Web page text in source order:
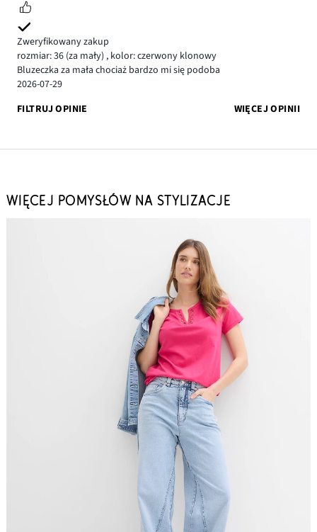
Zweryfikowany zakup
rozmiar: 36 (za mały) , kolor: czerwony klonowy
Bluzeczka za mała chociaż bardzo mi się podoba
2026-07-29
FILTRUJ OPINIE
WIĘCEJ OPINII
WIĘCEJ POMYSŁÓW NA STYLIZACJE